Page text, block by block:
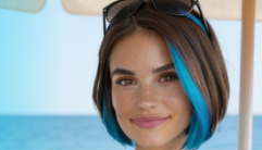
Pacchi
umidificanti
CELDEK